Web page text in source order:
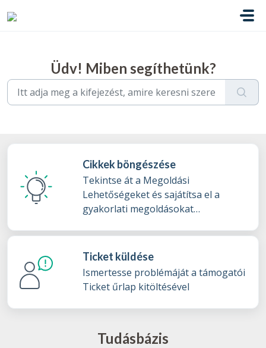
Üdv! Miben segíthetünk?
Cikkek böngészése
Tekintse át a Megoldási
Lehetőségeket és sajátítsa el a
gyakorlati megoldásokat
Ticket küldése
Ismertesse problémáját a támogatói
Ticket űrlap kitöltésével
Tudásbázis